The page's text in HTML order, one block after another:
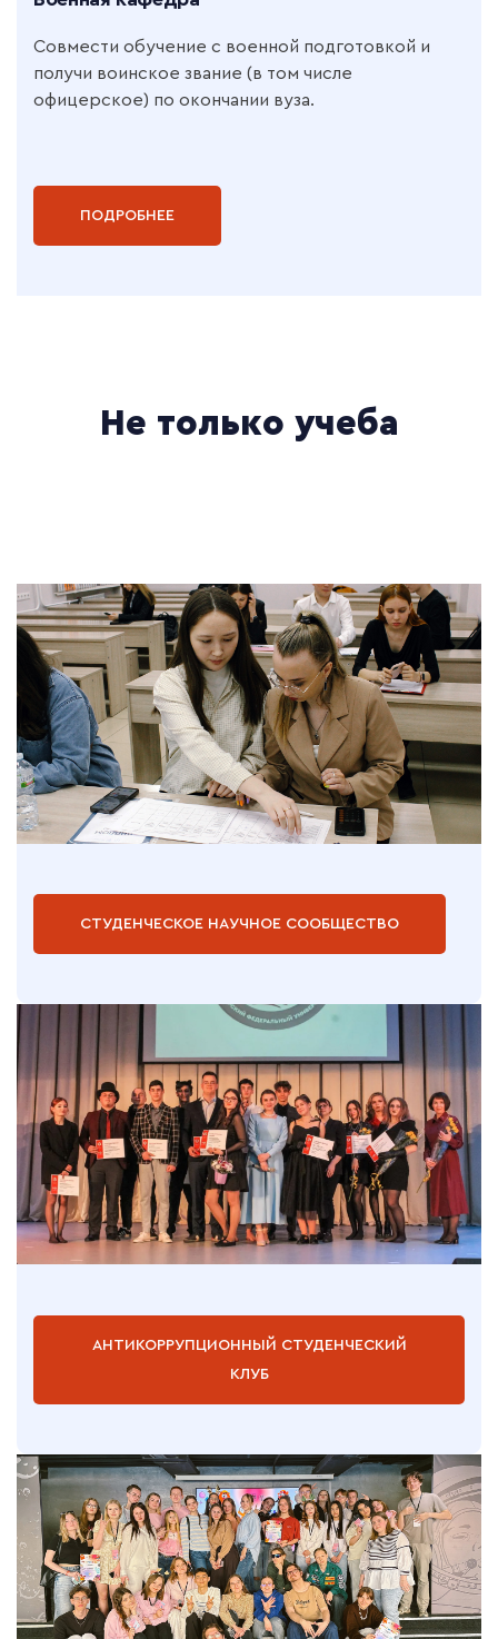
Совмести обучение с военной подготовкой и
получи воинское звание (в том числе
офицерское) по окончании вуза.
ПОДРОБНЕЕ
Не только учеба
СТУДЕНЧЕСКОЕ НАУЧНОЕ СООБЩЕСТВО
АНТИКОРРУПЦИОННЫЙ СТУДЕНЧЕСКИЙ
КЛУБ